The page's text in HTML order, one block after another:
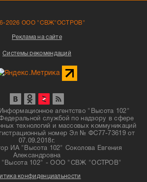
2026 ООО "СВЖ"ОСТРОВ"
Реклама на сайте
Системы рекомендаций
агентство "Высота 102"
службой по надзору в сфере
технологий и массовых коммуникаций
номер Эл № ФС77-73619 от
07.09.2018г.
ИА "Высота 102" Соколова Евгения
Александровна
"Высота 102" - ООО "СВЖ "ОСТРОВ"
конфиденциальности